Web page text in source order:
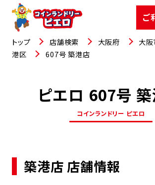
ご
店舗検索
選ばれる理由
お知らせ
トップ 店舗検索 大阪府
大阪
港区
607号 築港店
ピエロ 607号
コインランドリー ピエロ
築港店 店舗情報